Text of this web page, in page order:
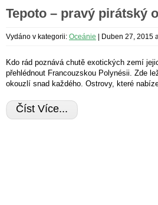
Tepoto – pravý pirátský
Vydáno v kategorii: Oceánie | Duben 27, 2015
Kdo rád poznává chutě exotických zemí
přehlédnout Francouzskou Polynésii. Zde
okouzlí snad každého. Ostrovy, které
Číst Více...